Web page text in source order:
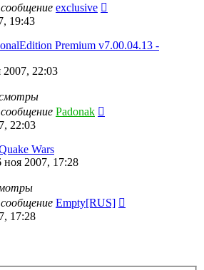
exclusive
19:43
Premium v7.00.04.13 -
2007, 22:03
Padonak
22:03
Wars
ноя 2007, 17:28
Empty[RUS]
17:28